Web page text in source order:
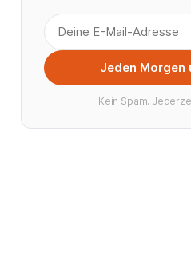
Jeden Morgen
Kein Spam.